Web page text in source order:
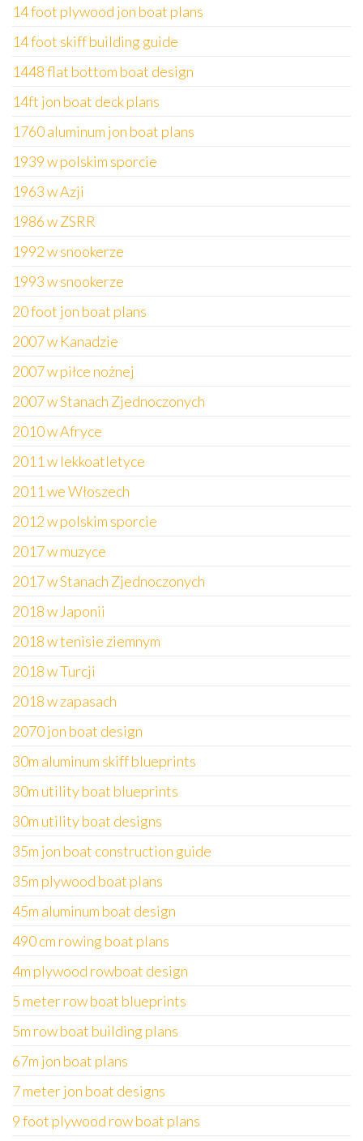
14 foot plywood jon boat plans
14 foot skiff building guide
1448 flat bottom boat design
14ft jon boat deck plans
1760 aluminum jon boat plans
1939 w polskim sporcie
1963 w Azji
1986 w ZSRR
1992 w snookerze
1993 w snookerze
20 foot jon boat plans
2007 w Kanadzie
2007 w piłce nożnej
2007 w Stanach Zjednoczonych
2010 w Afryce
2011 w lekkoatletyce
2011 we Włoszech
2012 w polskim sporcie
2017 w muzyce
2017 w Stanach Zjednoczonych
2018 w Japonii
2018 w tenisie ziemnym
2018 w Turcji
2018 w zapasach
2070 jon boat design
30m aluminum skiff blueprints
30m utility boat blueprints
30m utility boat designs
35m jon boat construction guide
35m plywood boat plans
45m aluminum boat design
490 cm rowing boat plans
4m plywood rowboat design
5 meter row boat blueprints
5m row boat building plans
67m jon boat plans
7 meter jon boat designs
9 foot plywood row boat plans